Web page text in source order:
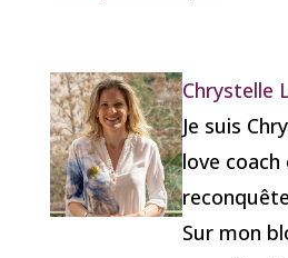
Chrystelle
Je suis
love
Sur mon